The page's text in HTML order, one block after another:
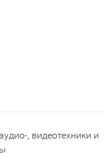
, видеотехники и